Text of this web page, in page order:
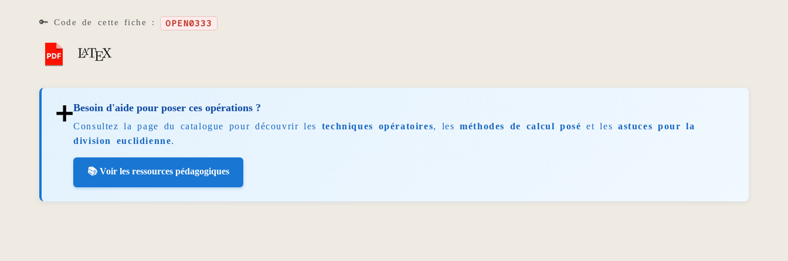
🔑 Code de cette fiche : OPEN0333
➕Besoin d'aide pour poser ces opérations ?
Consultez la page du catalogue pour découvrir les techniques opératoires, lesméthodes de calcul posé et lesastuces pour la
division euclidienne.
📚 Voir les ressources pédagogiques